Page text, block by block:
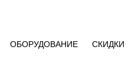
ОБОРУДОВАНИЕ СКИДКИ